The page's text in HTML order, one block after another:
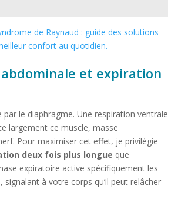
de Raynaud : guide des solutions
confort au quotidien.
et expiration
par le diaphragme. Une respiration ventrale
largement ce muscle, masse
Pour maximiser cet effet, je privilégie
deux fois plus longue que
expiratoire active spécifiquement les
signalant à votre corps qu’il peut relâcher